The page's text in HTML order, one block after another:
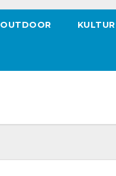
OUTDOOR KULTUR